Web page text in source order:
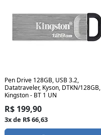
Pen Drive 128GB, USB 3.2,
Datatraveler, Kyson, DTKN/128GB,
Kingston - BT 1 UN
R$ 199,90
3x de R$ 66,63